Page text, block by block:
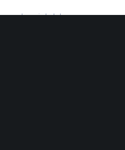
Le quiz hebdo